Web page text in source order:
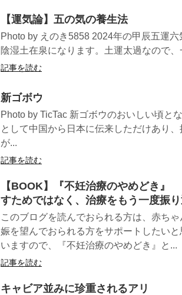
【運気論】五の気の養生法
Photo by えのき5858 2024年の甲辰五運
陰湿土在泉になります。土運太過なので
記事を読む
新ゴボウ
Photo by TicTac 新ゴボウのおいしい頃と
として中国から日本に伝来しただけあり
が...
記事を読む
【BOOK】『不妊治療のやめどき
すためではなく、治療をもう一度振
このブログを読んでおられる方は、赤ち
娠を望んでおられる方をサポートしたい
いますので、『不妊治療のやめどき』と...
記事を読む
キャビア並みに珍重されるアリ